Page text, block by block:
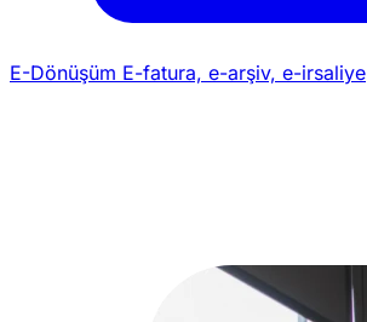
E-Dönüşüm E-fatura, e-arşiv, e-irsaliye